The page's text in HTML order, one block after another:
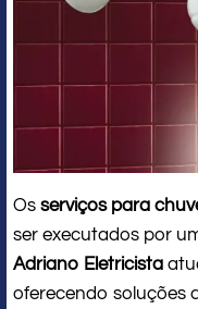
Os serviços para
ser executados por
Adriano Eletricista
oferecendo soluções